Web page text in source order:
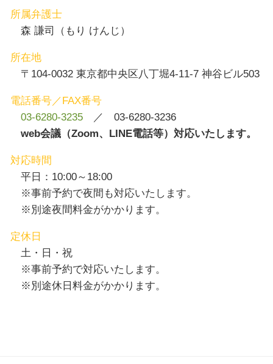
所属弁護士
森 謙司（もり けんじ）
所在地
〒104-0032 東京都中央区八丁堀4-11-7 神谷ビル503
電話番号／FAX番号
03-6280-3235 ／ 03-6280-3236
web会議（Zoom、LINE電話等）対応いたします。
対応時間
平日：10:00～18:00
※事前予約で夜間も対応いたします。
※別途夜間料金がかかります。
定休日
土・日・祝
※事前予約で対応いたします。
※別途休日料金がかかります。